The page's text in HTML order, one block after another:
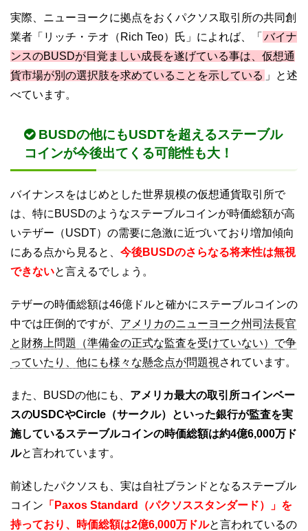
実際、ニューヨークに拠点をおくパクソス取引所の共同創
業者「リッチ・テオ（Rich Teo）氏」によれば、「 バイナ
ンスのBUSDが目覚ましい成長を遂げている事は、仮想通
貨市場が別の選択肢を求めていることを示している 」と述
べています。
BUSDの他にもUSDTを超えるステーブル
コインが今後出てくる可能性も大！
バイナンスをはじめとした世界規模の仮想通貨取引所で
は、特にBUSDのようなステーブルコインが時価総額が高
いテザー（USDT）の需要に急激に近づいており増加傾向
にある点から見ると、 今後BUSDのさらなる将来性は無視
できないと言えるでしょう。
テザーの時価総額は46億ドルと確かにステーブルコインの
中では圧倒的ですが、 アメリカのニューヨーク州司法長官
と財務上問題（準備金の正式な監査を受けていない）で争
っていたり、他にも様々な懸念点が問題視 されています。
また、BUSDの他にも、 アメリカ最大の取引所コインベー
スのUSDCやCircle（サークル）といった銀行が監査を実
施しているステーブルコインの時価総額は約4億6,000万ド
ルと言われています。
前述したパクソスも、実は自社ブランドとなるステーブル
コイン 「Paxos Standard（パクソススタンダード）」を
持っており、時価総額は2億6,000万ドルと言われているの